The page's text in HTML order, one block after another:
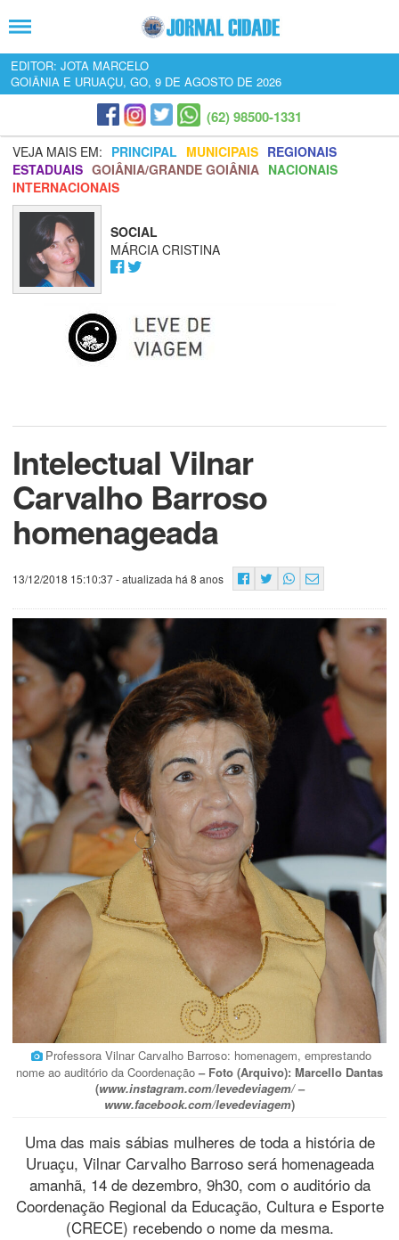
EDITOR: JOTA MARCELO
GOIÂNIA E URUAÇU, GO, 9 DE AGOSTO DE 2026
(62) 98500-1331
VEJA MAIS EM: PRINCIPAL MUNICIPAIS REGIONAIS
ESTADUAIS GOIÂNIA/GRANDE GOIÂNIA NACIONAIS
INTERNACIONAIS
SOCIAL
MÁRCIA CRISTINA
Intelectual Vilnar
Carvalho Barroso
homenageada
13/12/2018 15:10:37- atualizada há 8 anos
Professora Vilnar Carvalho Barroso: homenagem, emprestando
nome ao auditório da Coordenação – Foto (Arquivo): Marcello Dantas
(www.instagram.com/levedeviagem/–
www.facebook.com/levedeviagem)
Uma das mais sábias mulheres de toda a história de
Uruaçu, Vilnar Carvalho Barroso será homenageada
amanhã, 14 de dezembro, 9h30, com o auditório da
Coordenação Regional da Educação, Cultura e Esporte
(CRECE) recebendo o nome da mesma.